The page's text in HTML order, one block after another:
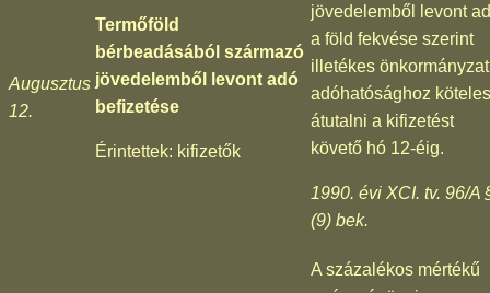
Augusztus
12.
Termőföld
bérbeadásából származó
jövedelemből levont adó
befizetése
Érintettek: kifizetők
jövedelemből levont
a föld fekvése szerint
illetékes
adóhatósághoz köteles
átutalni a kifizetést
követő hó 12-éig.
1990. évi XCI. tv. 96/A
(9) bek.
A százalékos mértékű